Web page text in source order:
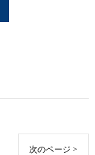
次のページ >